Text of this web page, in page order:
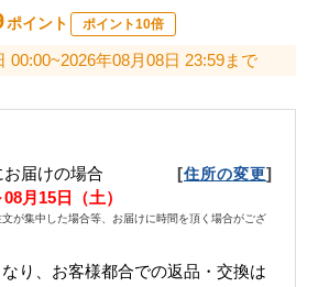
ポイント ポイント10倍
00:00~2026年08月08日 23:59まで
お届けの場合 [住所の変更]
月15日（土）
が集中した場合等、お届けに時間を頂く場合がござ
り、お客様都合での返品・交換は